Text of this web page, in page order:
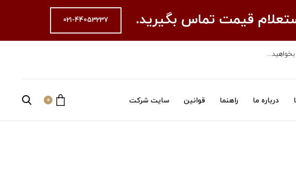
قیمت تماس بگیرید. 021-44053237
درباره ما راهنما قوانین سایت شرکت 0